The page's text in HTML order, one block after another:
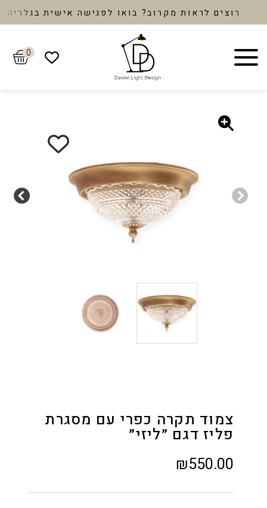
רוצים לראות מקרוב? בואו לפגישה אישית בגלריה
0
צמוד תקרה כפרי עם מסגרת
פליז דגם ״ליזי״
₪550.00